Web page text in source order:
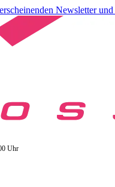
Newsletter und
Uhr